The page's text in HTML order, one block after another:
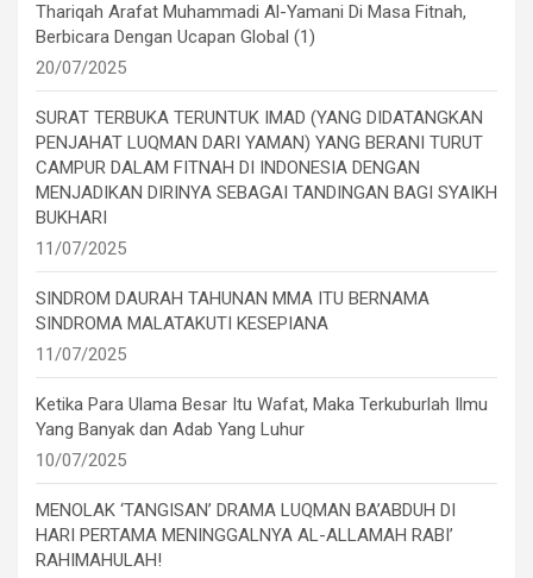
Thariqah Arafat Muhammadi Al-Yamani Di Masa Fitnah,
Berbicara Dengan Ucapan Global (1)
20/07/2025
SURAT TERBUKA TERUNTUK IMAD (YANG DIDATANGKAN
PENJAHAT LUQMAN DARI YAMAN) YANG BERANI TURUT
CAMPUR DALAM FITNAH DI INDONESIA DENGAN
MENJADIKAN DIRINYA SEBAGAI TANDINGAN BAGI SYAIKH
BUKHARI
11/07/2025
SINDROM DAURAH TAHUNAN MMA ITU BERNAMA
SINDROMA MALATAKUTI KESEPIANA
11/07/2025
Ketika Para Ulama Besar Itu Wafat, Maka Terkuburlah Ilmu
Yang Banyak dan Adab Yang Luhur
10/07/2025
MENOLAK ‘TANGISAN’ DRAMA LUQMAN BA’ABDUH DI
HARI PERTAMA MENINGGALNYA AL-ALLAMAH RABI’
RAHIMAHULAH!